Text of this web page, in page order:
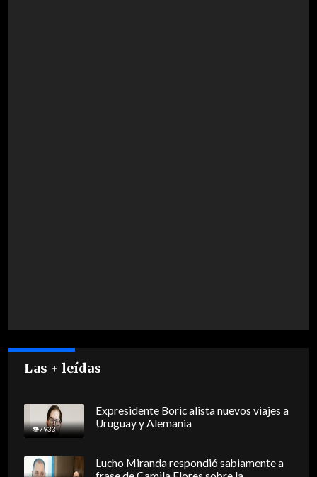
Las + leídas
7933
Expresidente Boric alista nuevos viajes a
Uruguay y Alemania
Lucho Miranda respondió sabiamente a